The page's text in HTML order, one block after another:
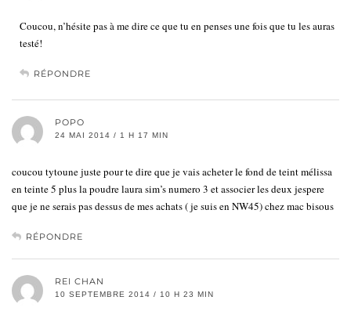
Coucou, n’hésite pas à me dire ce que tu en penses une fois que tu les auras
testé!
RÉPONDRE
POPO
24 MAI 2014 / 1 H 17 MIN
coucou tytoune juste pour te dire que je vais acheter le fond de teint mélissa
en teinte 5 plus la poudre laura sim’s numero 3 et associer les deux jespere
que je ne serais pas dessus de mes achats ( je suis en NW45) chez mac bisous
RÉPONDRE
REI CHAN
10 SEPTEMBRE 2014 / 10 H 23 MIN